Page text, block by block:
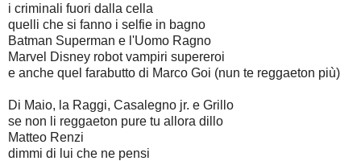
i criminali fuori dalla cella
quelli che si fanno i selfie in bagno
Batman Superman e l'Uomo Ragno
Marvel Disney robot vampiri supereroi
e anche quel farabutto di Marco Goi (nun te reggaeton più)
Di Maio, la Raggi, Casalegno jr. e Grillo
se non li reggaeton pure tu allora dillo
Matteo Renzi
dimmi di lui che ne pensi